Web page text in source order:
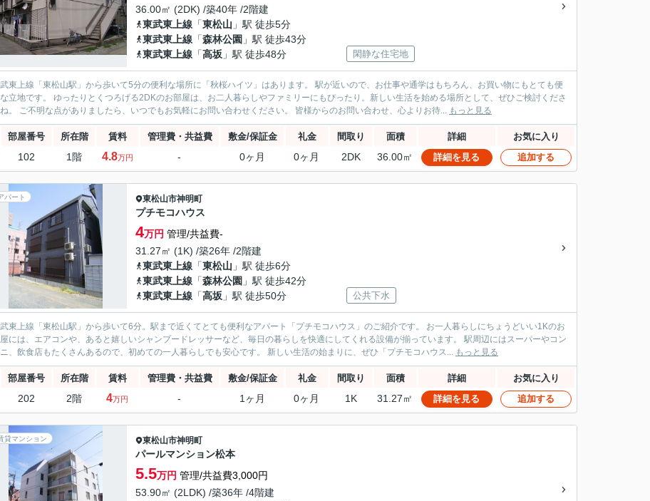
36.00㎡ (2DK) /築40年 /2階建
東武東上線 「東松山 」駅 徒歩5分
東武東上線 「森林公園 」駅 徒歩43分
東武東上線 「高坂 」駅 徒歩48分 閑静な住宅地
上線「東松山駅」から歩いて5分の便利な場所に「秋桜ハイツ」はあります。 駅が近いので、お仕事や通学はもちろん、お買い物にもとても便
くつろげる2DKのお部屋は、お二人暮らしやファミリーにもぴったり。新しい生活を始める場所として、ぜひご検討くださ
いね。 ご不明な点がありましたら、いつでもお気軽にお問い合わせください。 皆様からのお問い合わせ、心よりお待... もっと見る
部屋番号 所在階 賃料 管理費・共益費 敷金/保証金 礼金 間取り 面積 詳細 お気に入り
102 1階 4.8万円 - 0ヶ月 0ヶ月 2DK 36.00㎡ 詳細を見る 追加する
パート 東松山市神明町
プチモコハウス
4万円 管理/共益費-
31.27㎡ (1K) /築26年 /2階建
東武東上線 「東松山 」駅 徒歩6分
東武東上線 「森林公園 」駅 徒歩42分
東武東上線 「高坂 」駅 徒歩50分 公共下水
東上線「東松山駅」から歩いて6分。駅まで近くてとても便利なアパート「プチモコハウス」のご紹介です。 お一人暮らしにちょうどいい1Kのお
には、エアコンや、あると嬉しいシャンプードレッサーなど、毎日の暮らしを快適にしてくれる設備が揃っています。 駅周辺にはスーパーやコン
ビニ、飲食店もたくさんあるので、初めての一人暮らしでも安心です。 新しい生活の始まりに、ぜひ「プチモコハウス... もっと見る
部屋番号 所在階 賃料 管理費・共益費 敷金/保証金 礼金 間取り 面積 詳細 お気に入り
202 2階 4万円 - 1ヶ月 0ヶ月 1K 31.27㎡ 詳細を見る 追加する
貸マンション 東松山市神明町
パールマンション松本
5.5万円 管理/共益費3,000円
53.90㎡ (2LDK) /築36年 /4階建